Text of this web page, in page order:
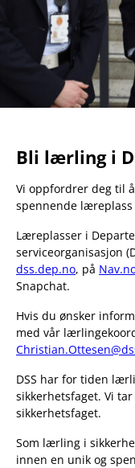
Bli lærling i
Vi oppfordrer deg til
spennende læreplass
Læreplasser i
serviceorganisasjon
dss.dep.no, på
Snapchat.
Hvis du ønsker
med vår
DSS har for tiden
sikkerhetsfaget. Vi
sikkerhetsfaget.
Som lærling i
innen en unik og